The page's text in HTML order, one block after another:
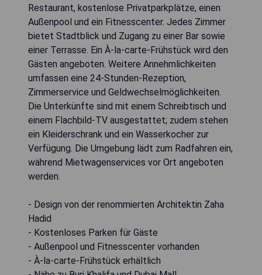
Restaurant, kostenlose Privatparkplätze, einen
Außenpool und ein Fitnesscenter. Jedes Zimmer
bietet Stadtblick und Zugang zu einer Bar sowie
einer Terrasse. Ein À-la-carte-Frühstück wird den
Gästen angeboten. Weitere Annehmlichkeiten
umfassen eine 24-Stunden-Rezeption,
Zimmerservice und Geldwechselmöglichkeiten.
Die Unterkünfte sind mit einem Schreibtisch und
einem Flachbild-TV ausgestattet; zudem stehen
ein Kleiderschrank und ein Wasserkocher zur
Verfügung. Die Umgebung lädt zum Radfahren ein,
während Mietwagenservices vor Ort angeboten
werden.
- Design von der renommierten Architektin Zaha
Hadid
- Kostenloses Parken für Gäste
- Außenpool und Fitnesscenter vorhanden
- À-la-carte-Frühstück erhältlich